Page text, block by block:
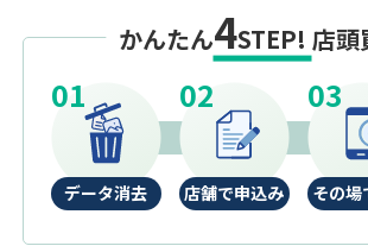
かんたん4STEP! 店頭
データ消去 店舗で申込み その場